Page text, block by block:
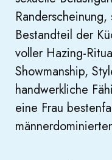
Bestandteil der
voller Hazing-
Showmanship,
handwerkliche
eine Frau